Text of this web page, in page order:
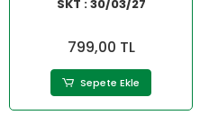
SKT : 30/03/27
799,00 TL
Sepete Ekle